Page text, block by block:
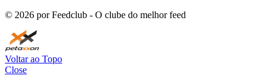
© 2026 por Feedclub - O clube do melhor feed
Voltar ao Topo
Close